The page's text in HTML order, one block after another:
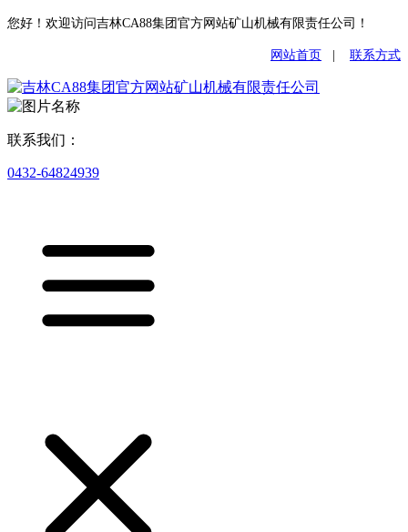
您好！欢迎访问吉林CA88集团官方网站矿山机械有限责任公司！
网站首页 联系方式
联系我们：
0432-64824939